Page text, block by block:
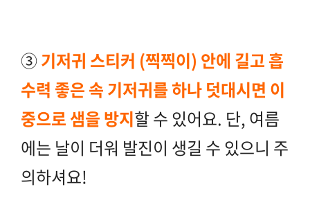
③기저귀 스티커 (찍찍이) 안에 길고 흡
수력 좋은 속 기저귀를 하나 덧대시면 이
중으로 샘을 방지할 수 있어요. 단, 여름
에는 날이 더워 발진이 생길 수 있으니 주
의하셔요!